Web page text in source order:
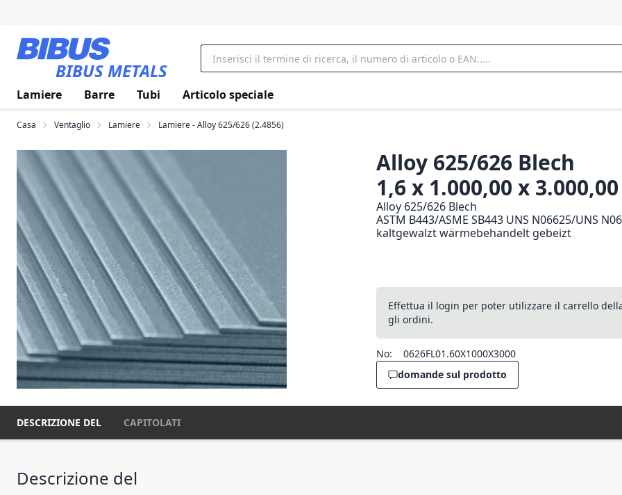
BIBUS METALS
Lamiere Barre Tubi Articolo speciale
Casa Ventaglio Lamiere Lamiere - Alloy 625/626 (2.4856)
Alloy 625/626 Blech
1,6 x 1.000,00 x
Alloy 625/626 Blech
ASTM B443/ASME SB443 UNS N06625/UNS
kaltgewalzt wärmebehandelt gebeizt
Effettua il login per poter utilizzare il carrello
gli ordini.
No:
0626FL01.60X1000X3000
domande sul prodotto
DESCRIZIONE DEL CAPITOLATI
Descrizione del